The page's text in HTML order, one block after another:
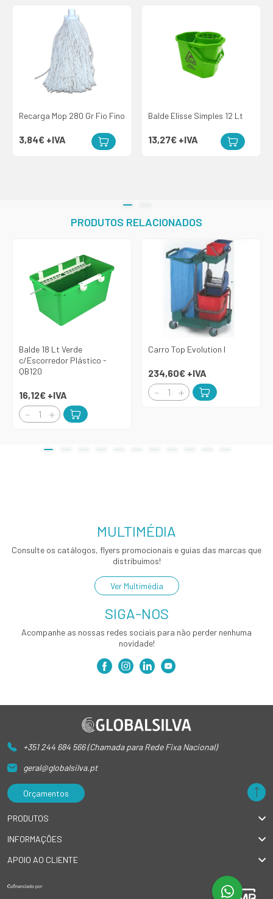
Recarga Mop 280 Gr Fio Fino
3,84€ +IVA
Balde Elisse Simples 12 Lt
13,27€ +IVA
PRODUTOS RELACIONADOS
Balde 18 Lt Verde
c/Escorredor Plástico -
QB120
16,12€ +IVA
Carro Top Evolution I
234,60€ +IVA
MULTIMÉDIA
Consulte os catálogos, flyers promocionais e guias das marcas que
distribuímos!
Ver Multimédia
SIGA-NOS
Acompanhe as nossas redes sociais para não perder nenhuma
novidade!
+351 244 684 566 (Chamada para Rede Fixa Nacional)
geral@globalsilva.pt
Orçamentos
PRODUTOS
INFORMAÇÕES
APOIO AO CLIENTE